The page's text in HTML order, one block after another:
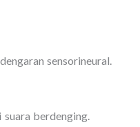
sensorineural.
berdenging.